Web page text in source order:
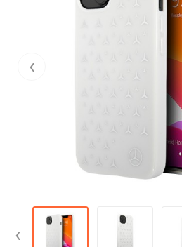
‹
‹